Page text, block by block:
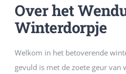
Over het
Winterdorpje
Welkom in het betoverende
gevuld is met de zoete geur van